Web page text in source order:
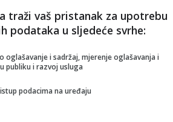
traži vaš pristanak za upotrebu
podataka u sljedeće svrhe:
oglašavanje i sadržaj, mjerenje oglašavanja i
publiku i razvoj usluga
podacima na uređaju